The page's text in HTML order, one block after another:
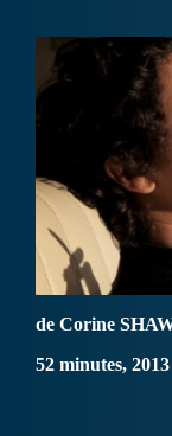
de Corine
52 minutes, 2013